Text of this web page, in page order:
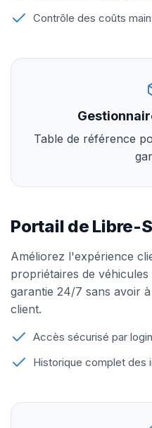
Contrôle des coûts
Table de référence
Portail de Libre-
Améliorez l'expérience
propriétaires de
garantie 24/7 sans avoir
client.
Accès sécurisé par
Historique complet des